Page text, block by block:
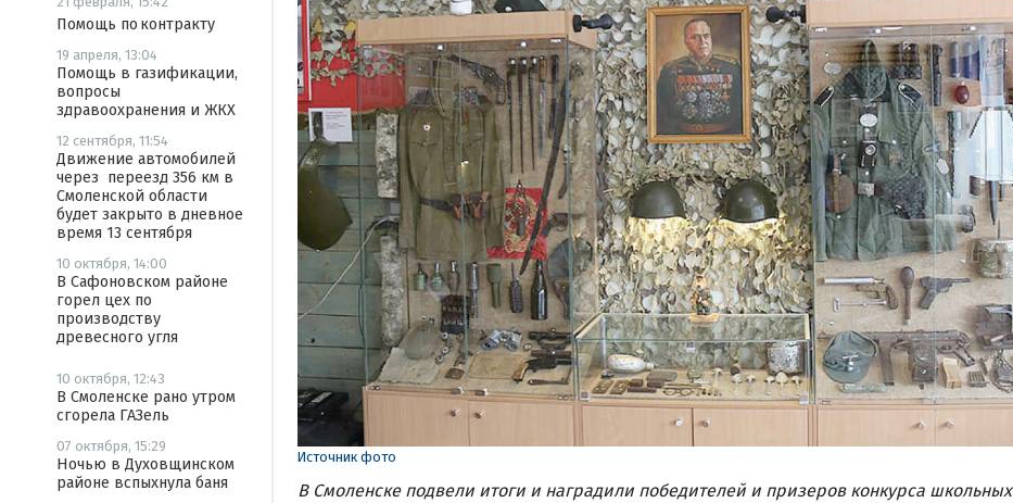
Помощь по контракту
19 апреля, 13:04
Помощь в газификации,
вопросы
здравоохранения и ЖКХ
12 сентября, 11:54
Движение автомобилей
через переезд 356 км в
Смоленской области
будет закрыто в дневное
время 13 сентября
10 октября, 14:00
В Сафоновском районе
горел цех по
производству
древесного угля
10 октября, 12:43
В Смоленске рано утром
сгорела ГАЗель
07 октября, 15:29
Ночью в Духовщинском
районе вспыхнула баня
Источник фото
В Смоленске подвели итоги и наградили победителей и призеров конкурса школьных